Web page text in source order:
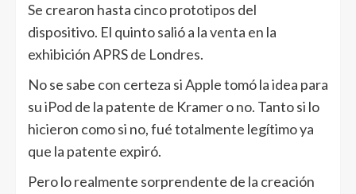
Se crearon hasta cinco prototipos del
dispositivo. El quinto salió a la venta en la
exhibición APRS de Londres.
No se sabe con certeza si Apple tomó la idea para
su iPod de la patente de Kramer o no. Tanto si lo
hicieron como si no, fué totalmente legítimo ya
que la patente expiró.
Pero lo realmente sorprendente de la creación